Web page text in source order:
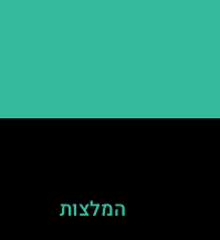
המלצות